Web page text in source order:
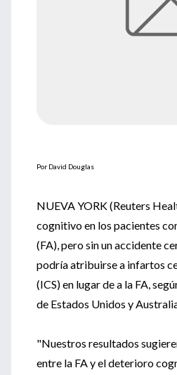
Por David Douglas
NUEVA YORK (Reuters
cognitivo en los pacientes
(FA), pero sin un accidente
podría atribuirse a infartos
(ICS) en lugar de a la FA,
de Estados Unidos y
"Nuestros resultados
entre la FA y el deterioro